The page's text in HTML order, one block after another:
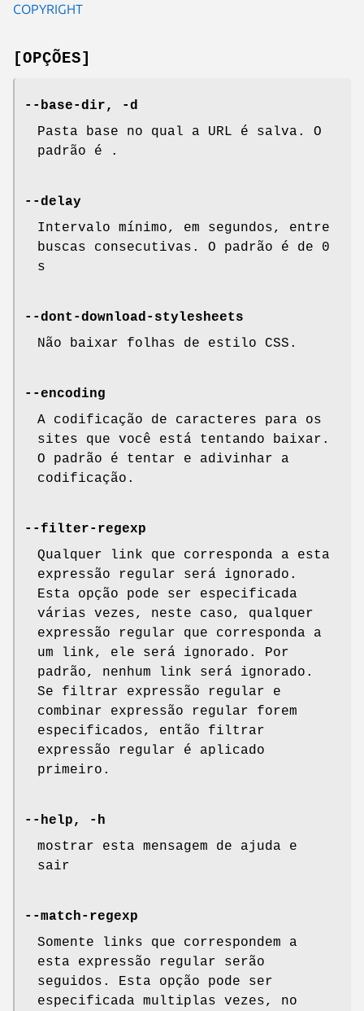
COPYRIGHT
[OPÇÕES]
--base-dir, -d
Pasta base no qual a URL é salva. O
padrão é .
--delay
Intervalo mínimo, em segundos, entre
buscas consecutivas. O padrão é de 0
s
--dont-download-stylesheets
Não baixar folhas de estilo CSS.
--encoding
A codificação de caracteres para os
sites que você está tentando baixar.
O padrão é tentar e adivinhar a
codificação.
--filter-regexp
Qualquer link que corresponda a esta
expressão regular será ignorado.
Esta opção pode ser especificada
várias vezes, neste caso, qualquer
expressão regular que corresponda a
um link, ele será ignorado. Por
padrão, nenhum link será ignorado.
Se filtrar expressão regular e
combinar expressão regular forem
especificados, então filtrar
expressão regular é aplicado
primeiro.
--help, -h
mostrar esta mensagem de ajuda e
sair
--match-regexp
Somente links que correspondem a
esta expressão regular serão
seguidos. Esta opção pode ser
especificada multiplas vezes, no